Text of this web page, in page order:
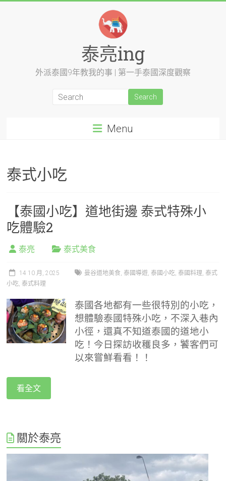
泰亮ing
外派泰國9年教我的事 | 第一手泰國深度觀察
Menu
泰式小吃
【泰國小吃】道地街邊 泰式特殊小
吃體驗2
泰亮 泰式美食
14 10 月, 2025 曼谷道地美食,泰國導遊,泰國小吃,泰國料理,泰式
小吃,泰式料理
泰國各地都有一些很特別的小吃，
想體驗泰國特殊小吃，不深入巷內
小徑，還真不知道泰國的道地小
吃！今日探訪收穫良多，饕客們可
以來嘗鮮看看！！
看全文
關於泰亮